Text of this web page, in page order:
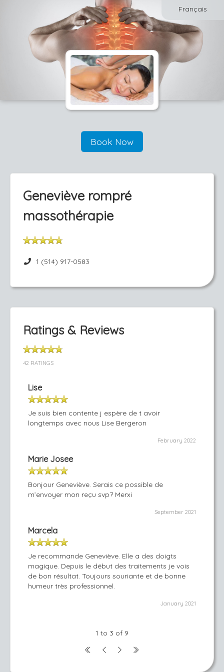
Français
Book Now
Geneviève rompré
massothérapie
1 (514) 917-0583
Ratings & Reviews
42 RATINGS
Lise
Je suis bien contente j espère de t avoir
longtemps avec nous Lise Bergeron
February 2022
Marie Josee
Bonjour Geneviève. Serais ce possible de
m’envoyer mon reçu svp? Merxi
September 2021
Marcela
Je recommande Geneviève. Elle a des doigts
magique. Depuis le début des traitements je vois
de bon résultat. Toujours souriante et de bonne
humeur très professionnel.
January 2021
1 to 3 of 9